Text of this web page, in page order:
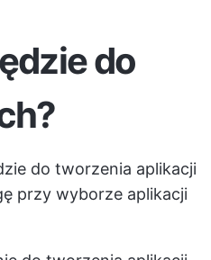
do
do tworzenia aplikacji
przy wyborze aplikacji